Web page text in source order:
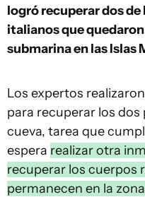
logró recuperar dos
italianos que
submarina en las Islas
Los expertos
para recuperar los dos
cueva, tarea que
espera realizar otra
recuperar los cuerpos
permanecen en la